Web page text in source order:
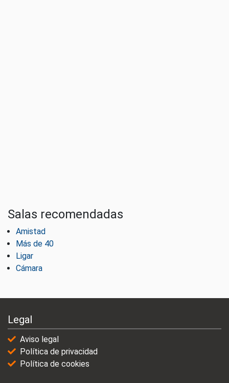
Salas recomendadas
Amistad
Más de 40
Ligar
Cámara
Legal
Aviso legal
Política de privacidad
Política de cookies